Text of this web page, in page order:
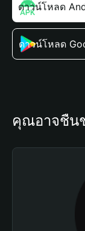
ดาวน์โหลด
ดาวน์โหลด
คุณอาจชื่น